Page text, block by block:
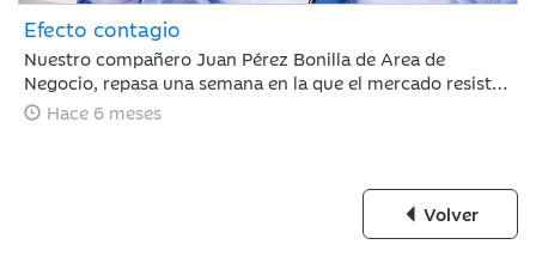
Efecto contagio
Nuestro compañero Juan Pérez Bonilla de Area de
Negocio, repasa una semana en la que el mercado resiste
tras estar condicionado por el 'efecto contagio' entre el
Hace 6 meses
Volver